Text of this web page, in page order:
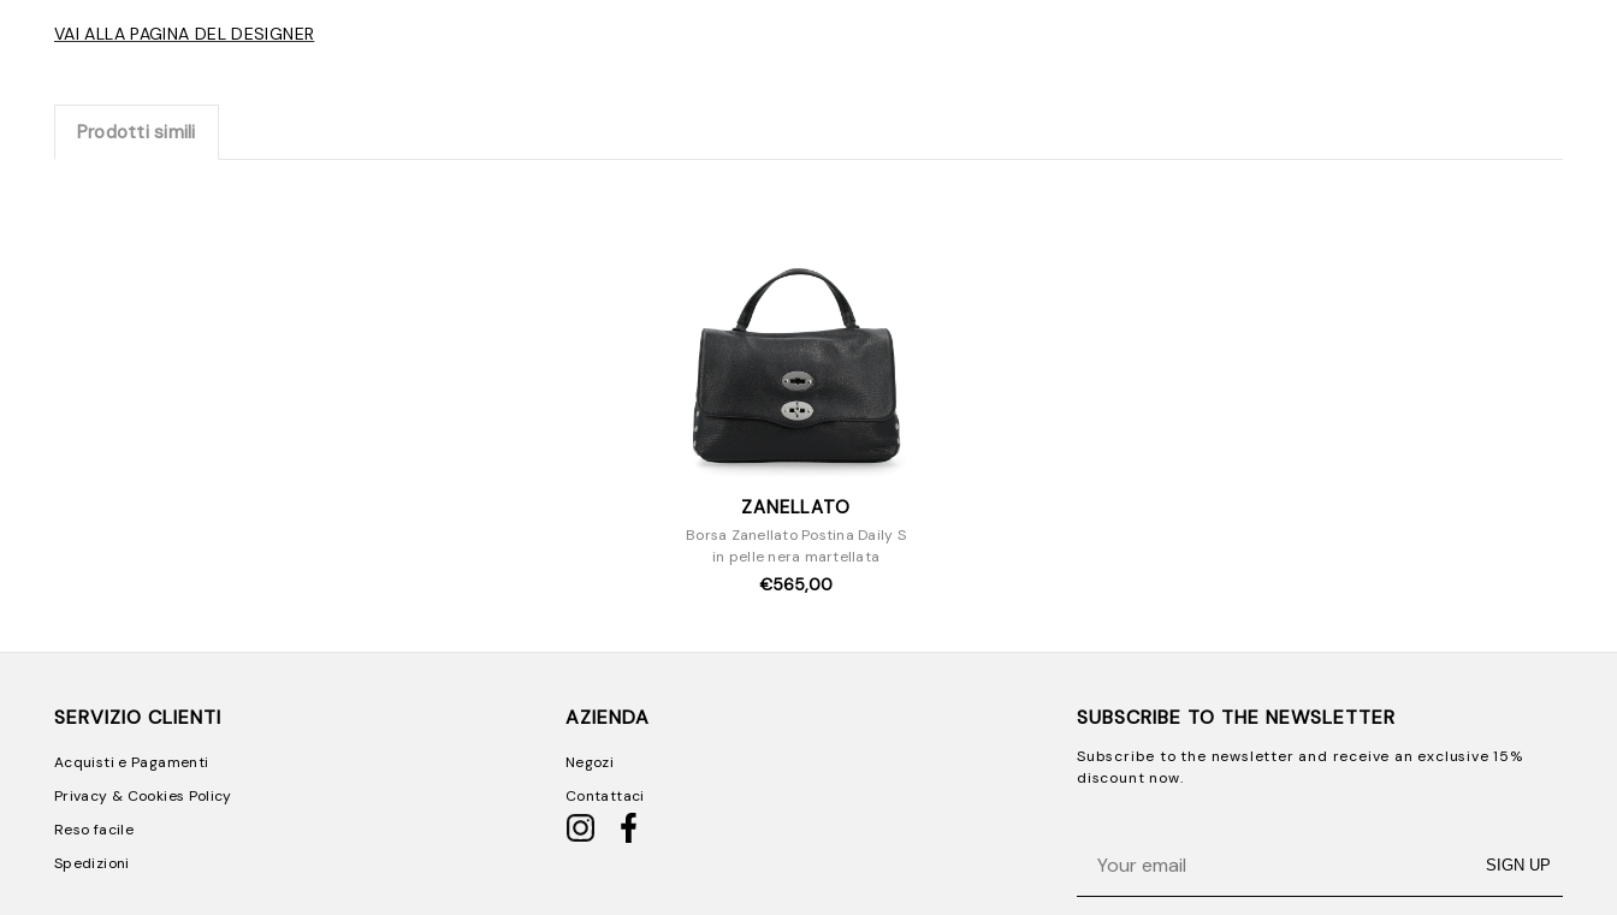
VAI ALLA PAGINA DEL DESIGNER
Prodotti simili
ZANELLATO
Borsa Zanellato Postina Daily S
in pelle nera martellata
€565,00
SERVIZIO CLIENTI
Acquisti e Pagamenti
Privacy & Cookies Policy
Reso facile
Spedizioni
AZIENDA
Negozi
Contattaci
SUBSCRIBE TO THE NEWSLETTER
Subscribe to the newsletter and receive an exclusive 15%
discount now.
SIGN UP